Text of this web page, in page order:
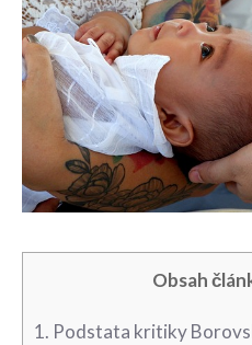
Obsah
1. Podstata kritiky